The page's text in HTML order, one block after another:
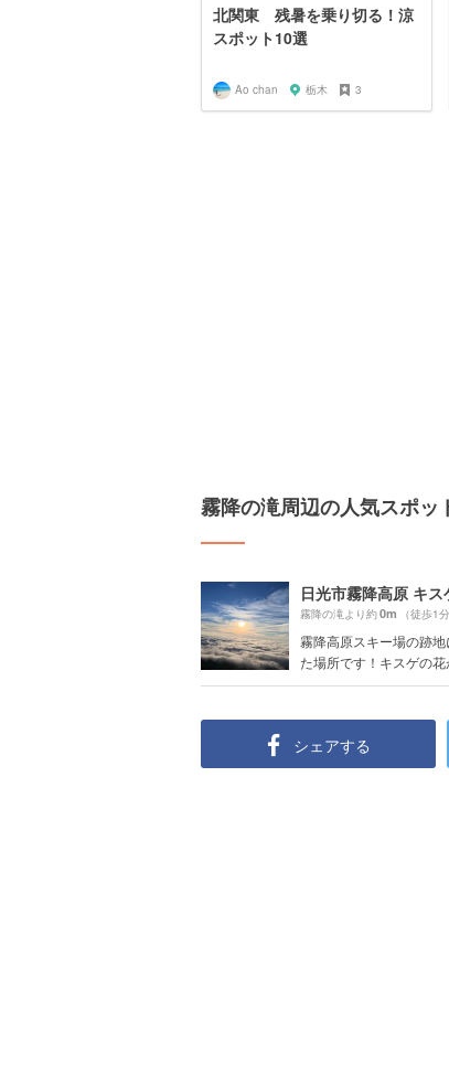
北関東 残暑を乗り切る！涼
スポット10選
Ao chan 栃木 3
霧降の滝周辺の人気スポッ
日光市霧降高原 キス
霧降の滝より約0m （徒歩1分
霧降高原スキー場の跡
た場所です！キスゲの
シェアする